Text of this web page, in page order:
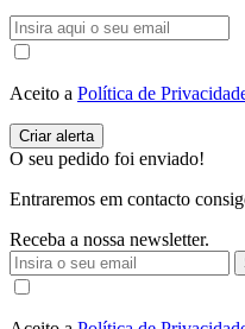
Aceito a Política de
O seu pedido foi enviado!
Entraremos em contacto
Receba a nossa newsletter.